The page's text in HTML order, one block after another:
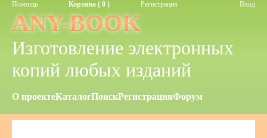
Помощь Корзина ( 0 ) Регистрация Вход
ANY-BOOK
Изготовление электронных
копий любых изданий
О проектеКаталогПоискРегистрацияФорум